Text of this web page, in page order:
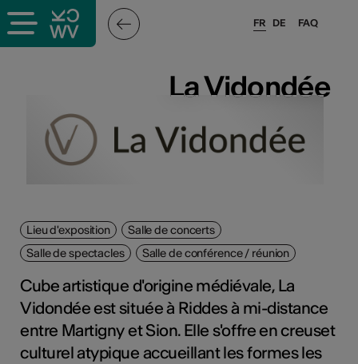
FAQ
FR DE
La Vidondée
La Vidondée
Lieu d'exposition
Salle de concerts
Salle de spectacles
Salle de conférence / réunion
Cube artistique d'origine médiévale, La
Vidondée est située à Riddes à mi-distance
entre Martigny et Sion. Elle s'offre en creuset
culturel atypique accueillant les formes les